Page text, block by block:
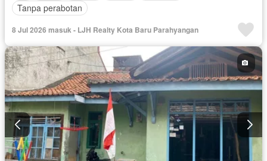
Tanpa perabotan
8 Jul 2026 masuk - LJH Realty Kota Baru Parahyangan